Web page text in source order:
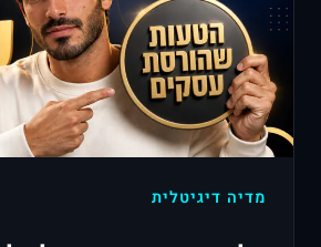
מדיה דיגיטלית